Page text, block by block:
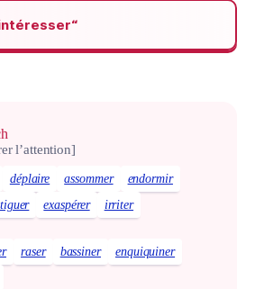
l’attention]
déplaire assommer
endormir
exaspérer irriter
raser bassiner
enquiquiner